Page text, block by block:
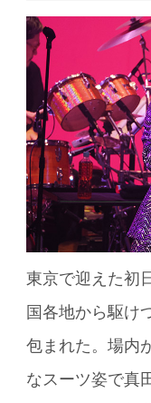
東京で迎えた初
国各地から駆け
包まれた。場内
なスーツ姿で真